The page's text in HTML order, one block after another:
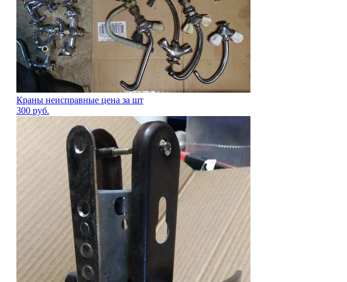
Краны неисправные цена за шт
300 руб.